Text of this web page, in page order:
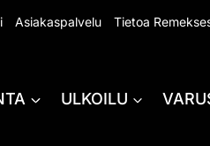
Asiakaspalvelu Tietoa
ULKOILU